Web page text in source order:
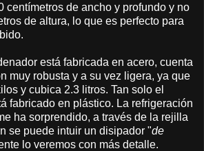
centímetros de ancho y profundo y no
de altura, lo que es perfecto para
está fabricada en acero, cuenta
muy robusta y a su vez ligera, ya que
y cubica 2.3 litros. Tan solo el
fabricado en plástico. La refrigeración
ha sorprendido, a través de la rejilla
se puede intuir un disipador "de
lo veremos con más detalle.